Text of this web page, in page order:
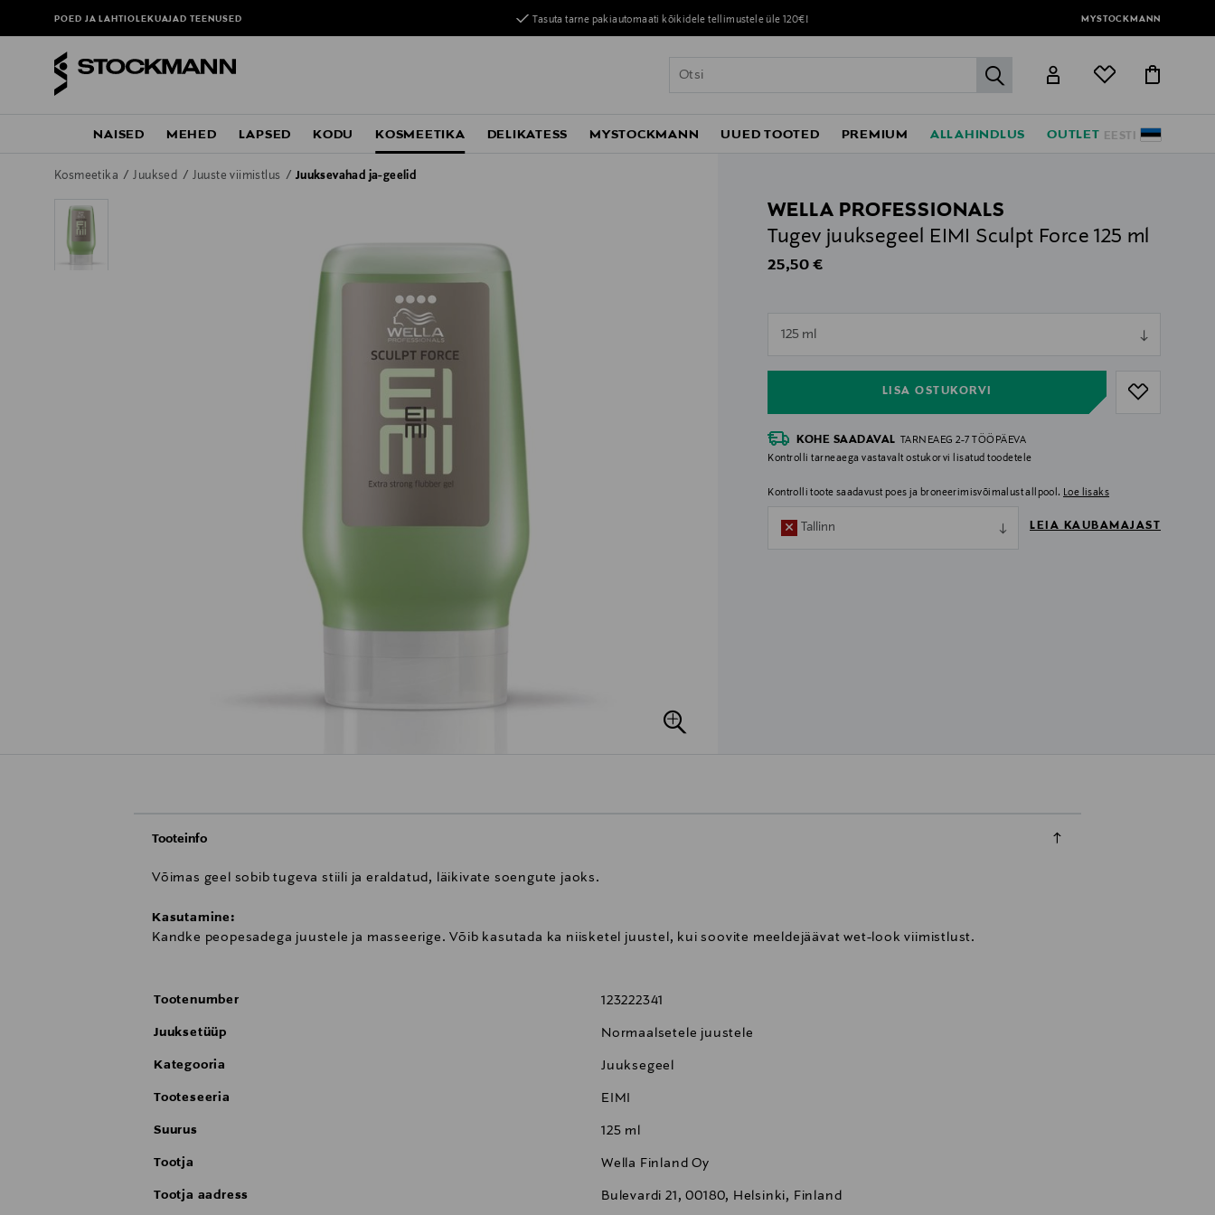
POED JA LAHTIOLEKUAJADTEENUSED Tasuta tarne pakiautomaati kõikidele tellimustele üle 120€! MYSTOCKMANN
label.header.go
EESTI
NAISED MEHED LAPSED KODU KOSMEETIKA DELIKATESS MYSTOCKMANN UUED TOOTED PREMIUM ALLAHINDLUS OUTLET
Kosmeetika Juuksed Juuste viimistlus Juuksevahad ja-geelid
WELLA PROFESSIONALS
Tugev juuksegeel EIMI Sculpt Force 125 ml
Original Price
25,50 €
125 ml
LISA OSTUKORVI
null
KOHE SAADAVAL TARNEAEG 2-7 TÖÖPÄEVA
Kontrolli tarneaega vastavalt ostukorvi lisatud toodetele
Kontrolli toote saadavust poes ja broneerimisvõimalust allpool. Loe lisaks
Tallinn LEIA KAUBAMAJAST
Tooteinfo
Võimas geel sobib tugeva stiili ja eraldatud, läikivate soengute jaoks.
Kasutamine:
Kandke peopesadega juustele ja masseerige. Võib kasutada ka niisketel juustel, kui soovite meeldejäävat wet-look viimistlust.
Tootenumber 123222341
Juuksetüüp Normaalsetele juustele
Kategooria Juuksegeel
Tooteseeria EIMI
Suurus 125 ml
Tootja Wella Finland Oy
Tootja aadress Bulevardi 21, 00180, Helsinki, Finland